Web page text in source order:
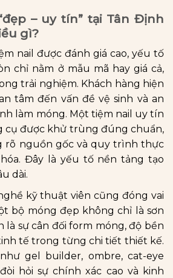
– uy tín” tại Tân Định
gì?
nail được đánh giá cao, yếu tố
chỉ nằm ở mẫu mã hay giá cả,
trải nghiệm. Khách hàng hiện
tâm đến vấn đề vệ sinh và an
làm móng. Một tiệm nail uy tín
cụ được khử trùng đúng chuẩn,
rõ nguồn gốc và quy trình thực
Đây là yếu tố nền tảng tạo
dài.
kỹ thuật viên cũng đóng vai
bộ móng đẹp không chỉ là sơn
là sự cân đối form móng, độ bền
tế trong từng chi tiết thiết kế.
gel builder, ombre, cat-eye
hỏi sự chính xác cao và kinh